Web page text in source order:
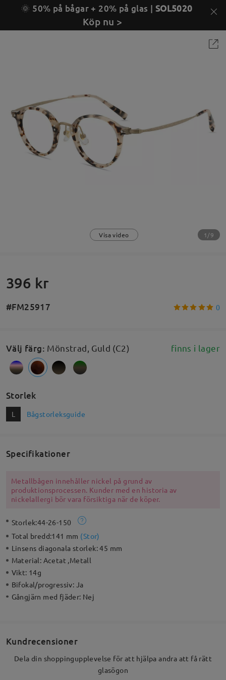
🌞 50% på bågar + 20% på glas | SOL5020
Köp nu >
Visa video 1/9
396 kr
#FM25917 0
Välj färg: Mönstrad, Guld (C2) finns i lager
Storlek
L Bågstorleksguide
Specifikationer
Metallbågen innehåller nickel på grund av
produktionsprocessen. Kunder med en historia av
nickelallergi bör vara försiktiga när de köper.
Storlek:44-26-150
Total bredd:141 mm (Stor)
Linsens diagonala storlek:45 mm
Material: Acetat ,Metall
Vikt: 14g
Bifokal/progressiv: Ja
Gångjärn med fjäder: Nej
Kundrecensioner
Dela din shoppingupplevelse för att hjälpa andra att få rätt
glasögon